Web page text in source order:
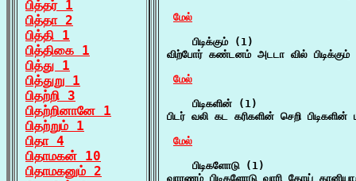
பித்தர் 1
பித்தா 2
பித்தி 1
பித்திகை 1
பித்து 1
பித்துறு 1
பிதற்றி 3
பிதற்றினானே 1
பிதற்றும் 1
பிதா 4
பிதாமகன் 10
பிதாமகனும் 2
மேல்
    பிடிக்கும் (1)
விற்போர் கண்டனம் அடடா வில்
மேல்
    பிடிகளின் (1)
பிடர் வலி கட கரிகளின் செறி
மேல்
    பிடிகளோடு (1)
வாரணம் பிடிகளோடு வாரி தோய்